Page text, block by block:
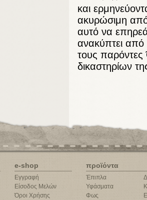
και
ακυρώσιμη από
αυτό να
ανακύπτει
τους παρόντες
δικαστηρίων
e-shop
Εγγραφή
Είσοδος Μελών
Όροι Χρήσης
προϊόντα
Έπιπλα
Υφάσματα
Φως